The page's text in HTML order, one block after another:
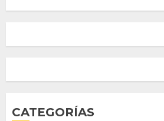
CATEGORÍAS